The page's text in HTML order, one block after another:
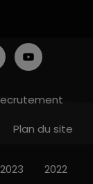
Plan du site
2023 2022